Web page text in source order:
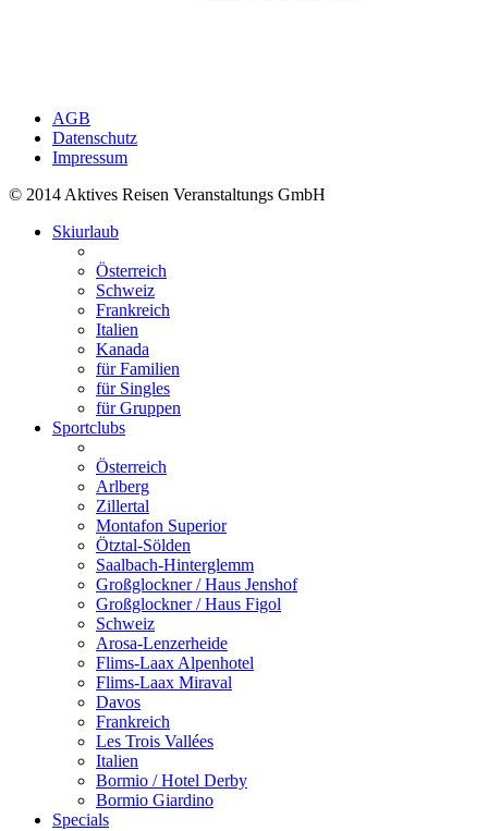
AGB
Datenschutz
Impressum
© 2014 Aktives Reisen Veranstaltungs GmbH
Skiurlaub
Österreich
Schweiz
Frankreich
Italien
Kanada
für Familien
für Singles
für Gruppen
Sportclubs
Österreich
Arlberg
Zillertal
Montafon Superior
Ötztal-Sölden
Saalbach-Hinterglemm
Großglockner / Haus Jenshof
Großglockner / Haus Figol
Schweiz
Arosa-Lenzerheide
Flims-Laax Alpenhotel
Flims-Laax Miraval
Davos
Frankreich
Les Trois Vallées
Italien
Bormio / Hotel Derby
Bormio Giardino
Specials